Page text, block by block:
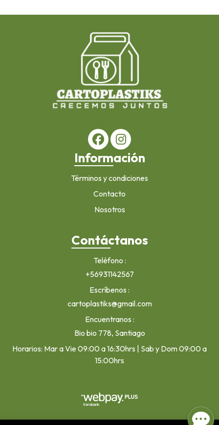
Información
Términos y condiciones
Contacto
Nosotros
Contáctanos
Teléfono
+56931142567
Escríbenos
cartoplastiks@gmail.com
Encuentranos
Bio bio 778, Santiago
Horarios: Mar a Vie 09:00 a 16:30hrs | Sab y Dom 09:00 a
15:00hrs